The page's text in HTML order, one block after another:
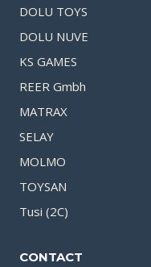
DOLU TOYS
DOLU NUVE
KS GAMES
REER Gmbh
MATRAX
SELAY
MOLMO
TOYSAN
Tusi (2C)
CONTACT